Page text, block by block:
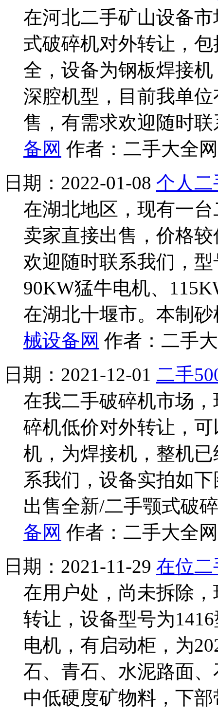
在河北二手矿山设备
式破碎机对外转让，
全，设备为钢板焊接
深腔机型，目前我单
售，有需求欢迎随时
备网 作者：二手大全
日期：2022-01-08 个人
在湖北地区，现有一
卖家直接出售，价格
欢迎随时联系我们，
90KW猛牛电机、
在湖北十堰市。本制
械设备网 作者：二手
日期：2021-12-01 二手
在我二手破碎机市场
碎机低价对外转让，
机，为焊接机，整机
系我们，设备实拍如
出售全新/二手颚式破
备网 作者：二手大全
日期：2021-11-29 在位二
在用户处，尚未拆除
转让，设备型号为
电机，有启动柜，为
石、青石、水泥路面
中低硬度矿物料，下